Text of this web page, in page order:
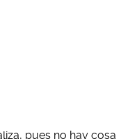
pues no hay cosa